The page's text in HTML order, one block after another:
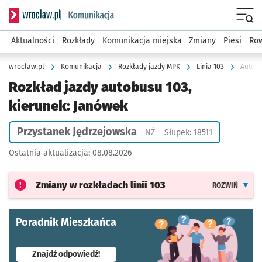
Serwis informacyjny wroclaw.pl podserwis: Komunikacja
Aktualności Rozkłady Komunikacja miejska Zmiany Piesi
wroclaw.pl Komunikacja Rozkłady jazdy MPK Linia 103
Rozkład jazdy autobusu 103,
kierunek: Janówek
Przystanek Jędrzejowska NŻPrzystanek na życzenie
Słupek: 18511
Ostatnia aktualizacja: 08.08.2026
Zmiany w rozkładach linii 103 ROZWIŃ
Poradnik Mieszkańca
Znajdź odpowiedź!- otworzy się w nowej karcie